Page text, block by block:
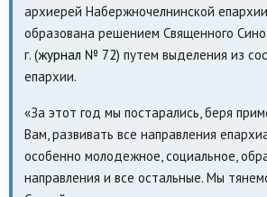
архиерей Набержночелнинской
образована решением Священного
г. (журнал № 72) путем выделения из
епархии.
«За этот год мы постарались, беря
Вам, развивать все направления
особенно молодежное, социальное,
направления и все остальные. Мы